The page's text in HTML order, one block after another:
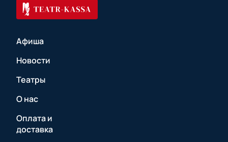
Афиша
Новости
Театры
О нас
Оплата и
доставка